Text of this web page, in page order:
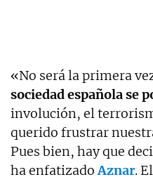
«No será la primera
sociedad española se
involución, el
querido frustrar
Pues bien, hay que
ha enfatizadoAznar.